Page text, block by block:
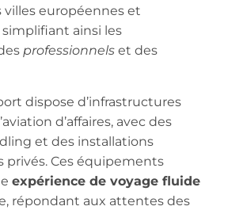
européennes et
ainsi les
professionnels et des
dispose d’infrastructures
d’affaires, avec des
et des installations
privés. Ces équipements
expérience de voyage fluide
répondant aux attentes des